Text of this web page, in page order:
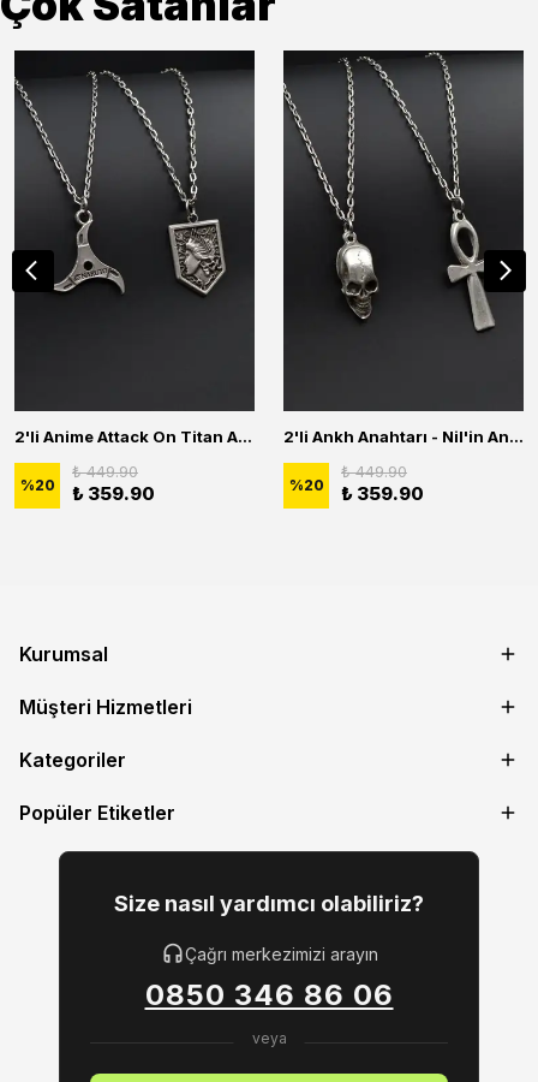
2'li Anime Attack On Titan Acrylic Maria Anime Naruto Erkek Kadın Kolye Seti
%20
₺ 449.90
₺ 359.90
2'li Ankh Anahtarı - Nil'in Anahtarı - Kuru Kafa Erkek Kadın Kolye Seti
%20
₺ 449.90
₺ 359.90
Kurumsal
Müşteri Hizmetleri
Kategoriler
Popüler Etiketler
Size nasıl yardımcı olabiliriz?
Çağrı merkezimizi arayın
0850 346 86 06